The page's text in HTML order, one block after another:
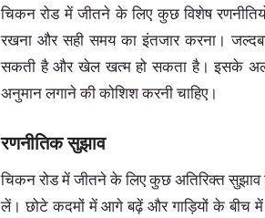
चिकन रोड में जीतने के लिए कुछ विशेष
रखना और सही समय का इंतजार करना।
सकती है और खेल खत्म हो सकता है। इसके
अनुमान लगाने की कोशिश करनी चाहिए।
रणनीतिक सुझाव
चिकन रोड में जीतने के लिए कुछ अतिरिक्त
लें। छोटे कदमों में आगे बढ़ें और गाड़ियों के बीच